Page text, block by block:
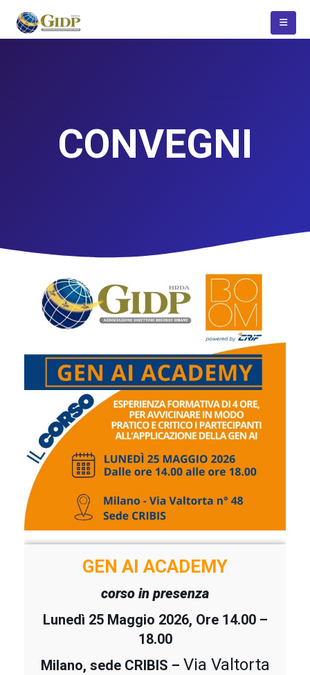
CONVEGNI
GEN AI ACADEMY
corso in presenza
Lunedì 25 Maggio 2026, Ore 14.00 –
18.00
Milano, sede CRIBIS – Via Valtorta